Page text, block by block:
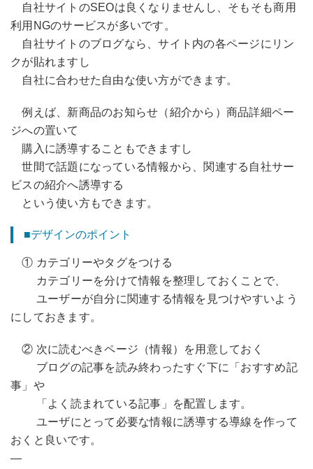
自社サイトのSEOは良くなりませんし、そもそも商用
利用NGのサービスが多いです。
自社サイトのブログなら、サイト内の各ページにリン
クが貼れますし
自社に合わせた自由な使い方ができます。
例えば、新商品のお知らせ（紹介から）商品詳細ペー
ジへの置いて
購入に誘導することもできますし
世間で話題になっている情報から、関連する自社サー
ビスの紹介へ誘導する
という使い方もできます。
■デザインのポイント
① カテゴリーやタグをつける
カテゴリーを分けて情報を整理しておくことで、
ユーザーが自分に関連する情報を見つけやすいよう
にしておきます。
② 次に読むべきページ（情報）を用意しておく
ブログの記事を読み終わったすぐ下に「おすすめ記
事」や
「よく読まれている記事」を配置します。
ユーザにとって必要な情報に誘導する導線を作って
おくと良いです。
—